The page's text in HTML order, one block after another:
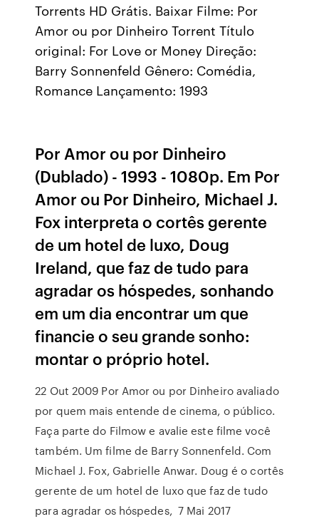
Torrents HD Grátis. Baixar Filme: Por
Amor ou por Dinheiro Torrent Título
original: For Love or Money Direção:
Barry Sonnenfeld Gênero: Comédia,
Romance Lançamento: 1993
Por Amor ou por Dinheiro
(Dublado) - 1993 - 1080p. Em Por
Amor ou Por Dinheiro, Michael J.
Fox interpreta o cortês gerente
de um hotel de luxo, Doug
Ireland, que faz de tudo para
agradar os hóspedes, sonhando
em um dia encontrar um que
financie o seu grande sonho:
montar o próprio hotel.
22 Out 2009 Por Amor ou por Dinheiro avaliado
por quem mais entende de cinema, o público.
Faça parte do Filmow e avalie este filme você
também. Um filme de Barry Sonnenfeld. Com
Michael J. Fox, Gabrielle Anwar. Doug é o cortês
gerente de um hotel de luxo que faz de tudo
para agradar os hóspedes, 7 Mai 2017